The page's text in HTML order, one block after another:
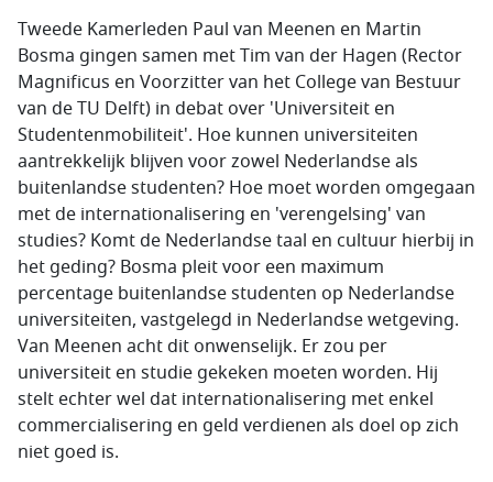
Tweede Kamerleden Paul van Meenen en Martin
Bosma gingen samen met Tim van der Hagen (Rector
Magnificus en Voorzitter van het College van Bestuur
van de TU Delft) in debat over 'Universiteit en
Studentenmobiliteit'. Hoe kunnen universiteiten
aantrekkelijk blijven voor zowel Nederlandse als
buitenlandse studenten? Hoe moet worden omgegaan
met de internationalisering en 'verengelsing' van
studies? Komt de Nederlandse taal en cultuur hierbij in
het geding? Bosma pleit voor een maximum
percentage buitenlandse studenten op Nederlandse
universiteiten, vastgelegd in Nederlandse wetgeving.
Van Meenen acht dit onwenselijk. Er zou per
universiteit en studie gekeken moeten worden. Hij
stelt echter wel dat internationalisering met enkel
commercialisering en geld verdienen als doel op zich
niet goed is.